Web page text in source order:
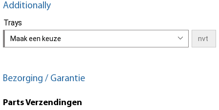
Additionally
Trays
Maak een keuze
Bezorging / Garantie
Parts Verzendingen